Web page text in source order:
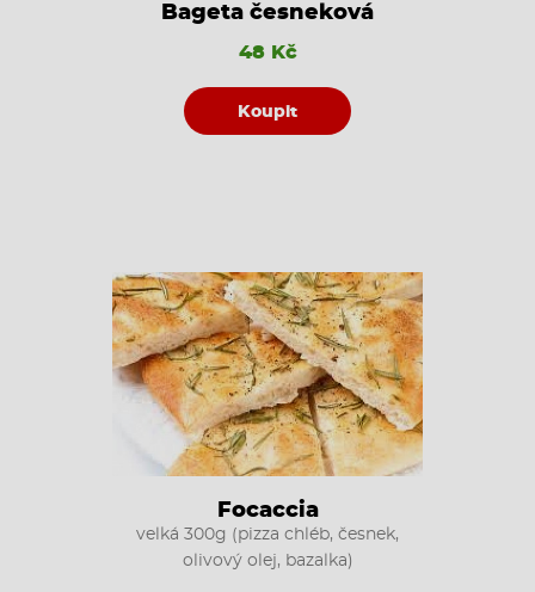
Bageta česneková
48 Kč
Koupit
Focaccia
velká 300g (pizza chléb, česnek,
olivový olej, bazalka)